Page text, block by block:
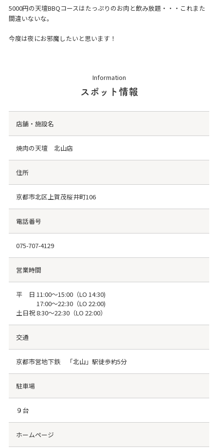
5000円の天壇BBQコースはたっぷりのお肉と飲み放題・・・これまた
間違いないな。
今度は夜にお邪魔したいと思います！
Information
スポット情報
店舗・施設名
焼肉の天壇 北山店
住所
京都市北区上賀茂桜井町106
電話番号
075-707-4129
営業時間
平 日 11:00～15:00（LO 14:30)
17:00～22:30（LO 22:00)
土日祝 8:30～22:30（LO 22:00）
交通
京都市営地下鉄 「北山」駅徒歩約5分
駐車場
９台
ホームページ